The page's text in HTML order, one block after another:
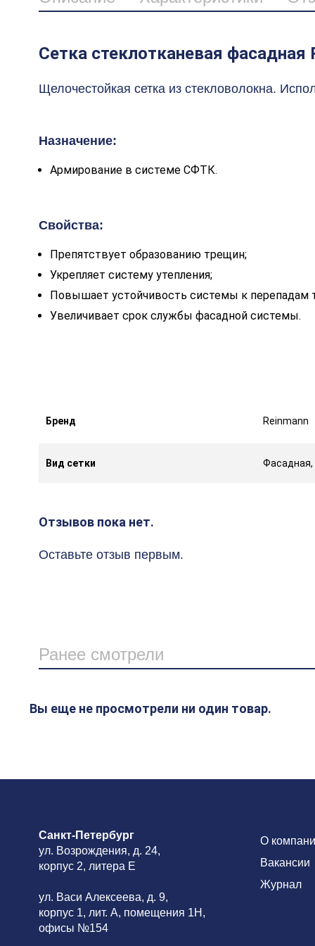
Сетка стеклотканевая фасадная
Щелочестойкая сетка из стекловолокна.
Назначение:
Армирование в системе СФТК.
Свойства:
Препятствует образованию трещин;
Укрепляет систему утепления;
Повышает устойчивость системы к перепадам
Увеличивает срок службы фасадной системы.
Бренд Reinmann
Вид сетки Фасадная,
Отзывов пока нет.
Оставьте отзыв первым.
Ранее смотрели
Вы еще не просмотрели ни один товар.
Санкт-Петербург
ул. Возрождения, д. 24,
корпус 2, литера Е
ул. Васи Алексеева, д. 9,
корпус 1, лит. А, помещения 1H,
офисы №154
О
Вакансии
Журнал